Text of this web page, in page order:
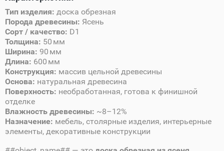
Тип изделия: доска обрезная
Порода древесины: Ясень
Сорт / качество: D1
Толщина: 50 мм
Ширина: 90 мм
Длина: 600 мм
Конструкция: массив цельной древесины
Основа: натуральная древесина
Поверхность: необработанная, готова к финишной
отделке
Влажность древесины: ~8–12%
Назначение: мебель, столярные изделия, интерьерные
элементы, декоративные конструкции